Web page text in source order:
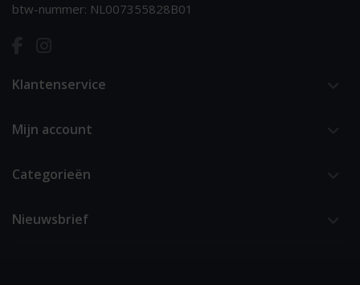
btw-nummer: NL007355828B01
Klantenservice
Mijn account
Categorieën
Nieuwsbrief